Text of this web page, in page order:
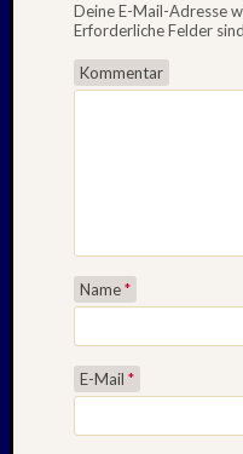
Deine E-Mail-Adresse
Erforderliche Felder
Kommentar
Name*
E-Mail *